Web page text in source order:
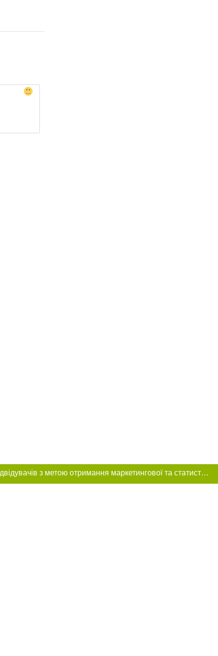
Цей сайт використовує «cookies». Також веб-сайт використовує інтернет-сервіс для збору технічних даних стосовно відвідувачів з метою отримання маркетингової та статистичної інформації. Умови обробки даних відвідувачів сайту див.